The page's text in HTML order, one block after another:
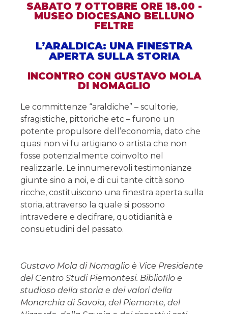
SABATO 7 OTTOBRE ORE 18.00 -
MUSEO DIOCESANO BELLUNO
FELTRE
L’ARALDICA: UNA FINESTRA
APERTA SULLA STORIA
INCONTRO CON GUSTAVO MOLA
DI NOMAGLIO
Le committenze “araldiche” – scultorie,
sfragistiche, pittoriche etc – furono un
potente propulsore dell’economia, dato che
quasi non vi fu artigiano o artista che non
fosse potenzialmente coinvolto nel
realizzarle. Le innumerevoli testimonianze
giunte sino a noi, e di cui tante città sono
ricche, costituiscono una finestra aperta sulla
storia, attraverso la quale si possono
intravedere e decifrare, quotidianità e
consuetudini del passato.
Gustavo Mola di Nomaglio è Vice Presidente
del Centro Studi Piemontesi. Bibliofilo e
studioso della storia e dei valori della
Monarchia di Savoia, del Piemonte, del